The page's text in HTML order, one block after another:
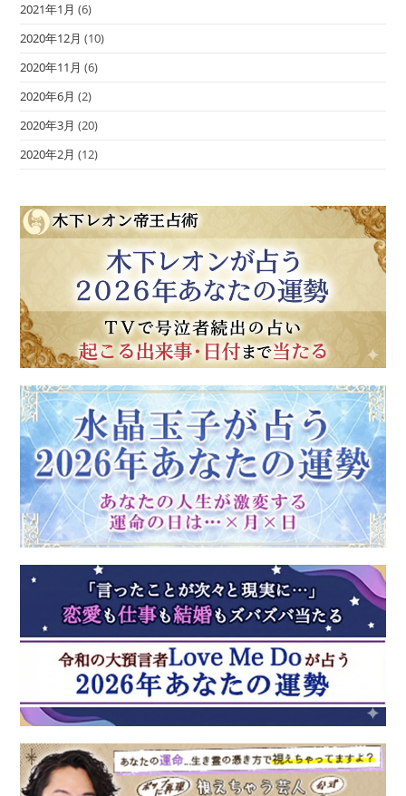
2021年1月 (6)
2020年12月 (10)
2020年11月 (6)
2020年6月 (2)
2020年3月 (20)
2020年2月 (12)